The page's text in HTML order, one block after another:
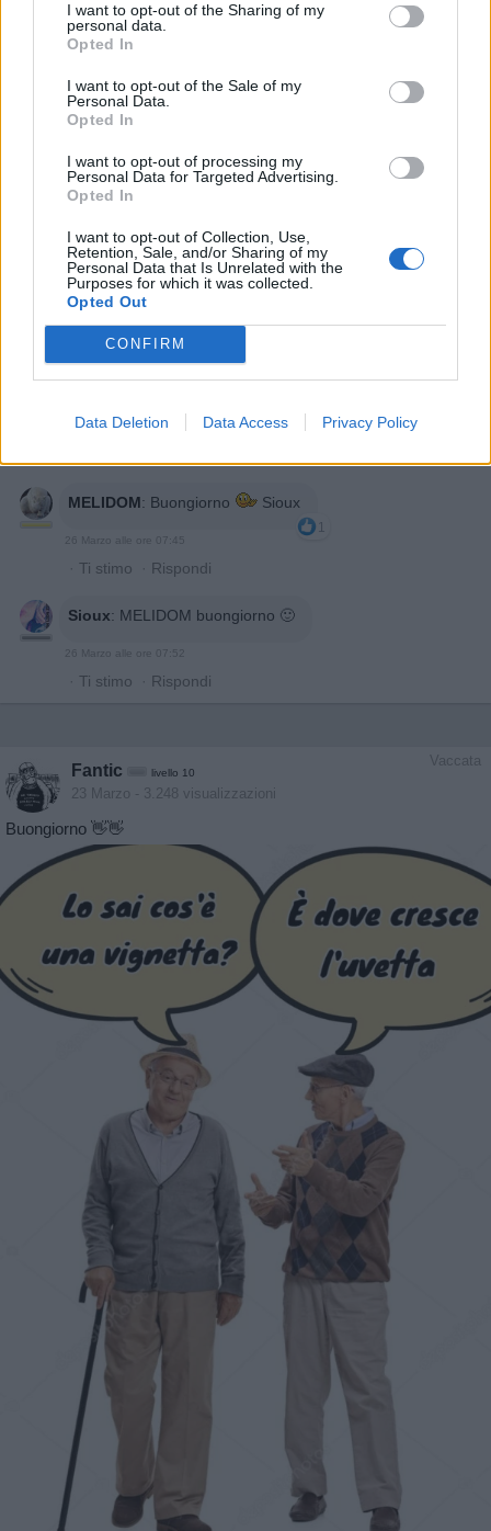
I want to opt-out of the Sharing of my
personal data.
Opted In
I want to opt-out of the Sale of my
Personal Data.
Opted In
I want to opt-out of processing my
Personal Data for Targeted Advertising.
Opted In
I want to opt-out of Collection, Use,
Retention, Sale, and/or Sharing of my
Personal Data that Is Unrelated with the
Purposes for which it was collected.
Opted Out
CONFIRM
Data Deletion Data Access Privacy Policy
Ti stimo fratella
Salva
GiuBazz :Buonanotte
26 Marzo alle ore 03:37
Ti stimo·Rispondi
2
26 Marzo alle ore 07:12
MELIDOM: Buongiorno Sioux
1
26 Marzo alle ore 07:45
· Ti stimo · Rispondi
Sioux: MELIDOM buongiorno 🙂
26 Marzo alle ore 07:52
· Ti stimo · Rispondi
Vaccata
Fantic livello 10
23 Marzo - 3.248 visualizzazioni
Buongiorno 👋👋